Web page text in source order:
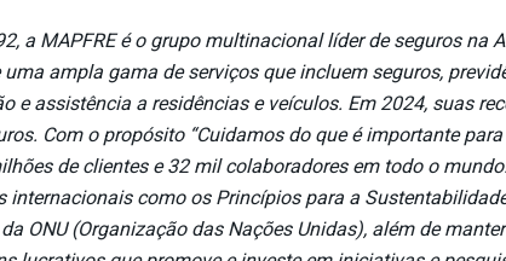
a MAPFRE é o grupo multinacional líder de seguros na
ampla gama de serviços que incluem seguros,
e assistência a residências e veículos. Em 2024, suas
Com o propósito “Cuidamos do que é importante para
de clientes e 32 mil colaboradores em todo o
como os Princípios para a
ONU (Organização das Nações Unidas), além de